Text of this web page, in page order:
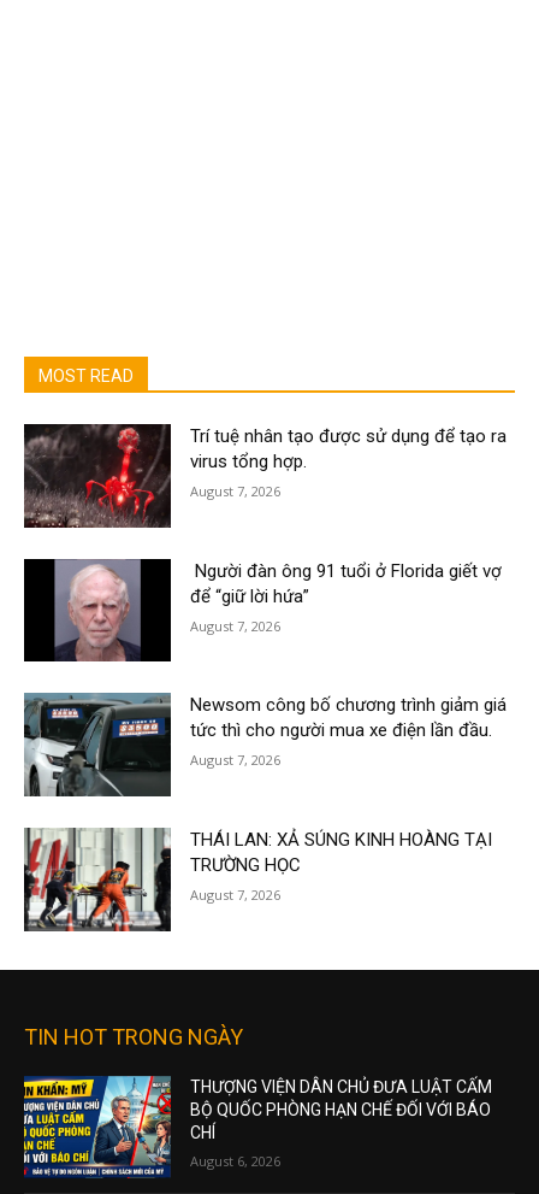
MOST READ
Trí tuệ nhân tạo được sử dụng để tạo ra
virus tổng hợp.
August 7, 2026
Người đàn ông 91 tuổi ở Florida giết vợ
để “giữ lời hứa”
August 7, 2026
Newsom công bố chương trình giảm giá
tức thì cho người mua xe điện lần đầu.
August 7, 2026
THÁI LAN: XẢ SÚNG KINH HOÀNG TẠI
TRƯỜNG HỌC
August 7, 2026
TIN HOT TRONG NGÀY
THƯỢNG VIỆN DÂN CHỦ ĐƯA LUẬT CẤM
BỘ QUỐC PHÒNG HẠN CHẾ ĐỐI VỚI BÁO
CHÍ
August 6, 2026